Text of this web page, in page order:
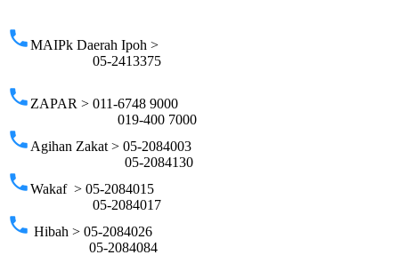
phoneMAIPk Daerah Ipoh >
05-2413375
phone ZAPAR > 011-6748 9000
019-400 7000
phone Agihan Zakat > 05-2084003
05-2084130
phoneWakaf > 05-2084015
05-2084017
phone Hibah > 05-2084026
05-2084084